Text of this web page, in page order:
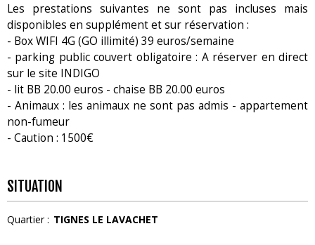
Les prestations suivantes ne sont pas incluses mais
disponibles en supplément et sur réservation :
- Box WIFI 4G (GO illimité) 39 euros/semaine
- parking public couvert obligatoire : A réserver en direct
sur le site INDIGO
- lit BB 20.00 euros - chaise BB 20.00 euros
- Animaux : les animaux ne sont pas admis - appartement
non-fumeur
- Caution : 1500€
SITUATION
Quartier : TIGNES LE LAVACHET